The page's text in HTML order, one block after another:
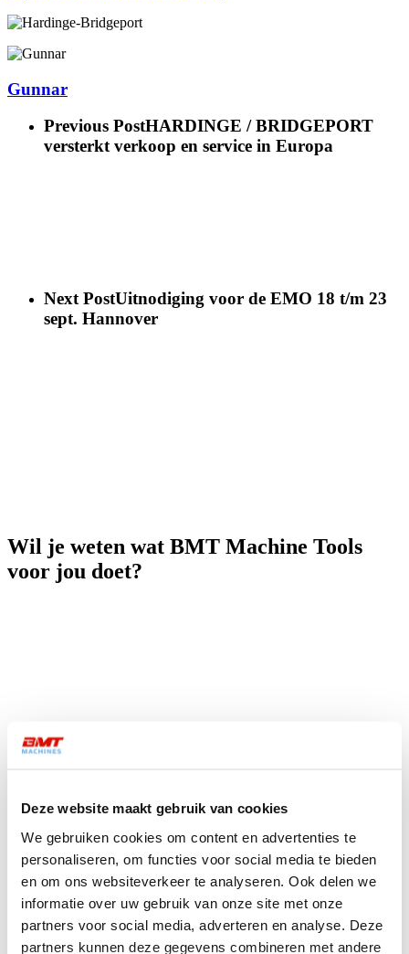
Deze website maakt gebruik van cookies
We gebruiken cookies om content en advertenties te
personaliseren, om functies voor social media te bieden
en om ons websiteverkeer te analyseren. Ook delen we
informatie over uw gebruik van onze site met onze
partners voor social media, adverteren en analyse. Deze
partners kunnen deze gegevens combineren met andere
Gunnar
Previous PostHARDINGE / BRIDGEPORT
versterkt verkoop en service in Europa
Next PostUitnodiging voor de EMO 18 t/m 23
sept. Hannover
Wil je weten wat BMT Machine Tools
voor jou doet?